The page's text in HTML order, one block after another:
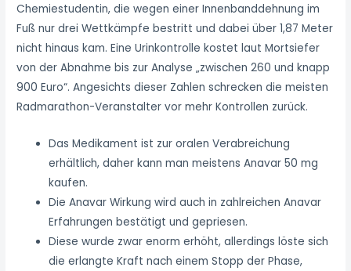
Chemiestudentin, die wegen einer Innenbanddehnung im
Fuß nur drei Wettkämpfe bestritt und dabei über 1,87 Meter
nicht hinaus kam. Eine Urinkontrolle kostet laut Mortsiefer
von der Abnahme bis zur Analyse „zwischen 260 und knapp
900 Euro“. Angesichts dieser Zahlen schrecken die meisten
Radmarathon-Veranstalter vor mehr Kontrollen zurück.
Das Medikament ist zur oralen Verabreichung
erhältlich, daher kann man meistens Anavar 50 mg
kaufen.
Die Anavar Wirkung wird auch in zahlreichen Anavar
Erfahrungen bestätigt und gepriesen.
Diese wurde zwar enorm erhöht, allerdings löste sich
die erlangte Kraft nach einem Stopp der Phase,